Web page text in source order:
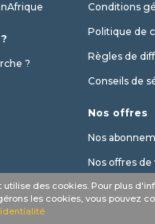
utilise des cookies. Pour plus
les cookies, vous pouvez
?
Conditions
Politique de
Règles de
Conseils de
Nos offres
Nos
Nos offres de
Limitation